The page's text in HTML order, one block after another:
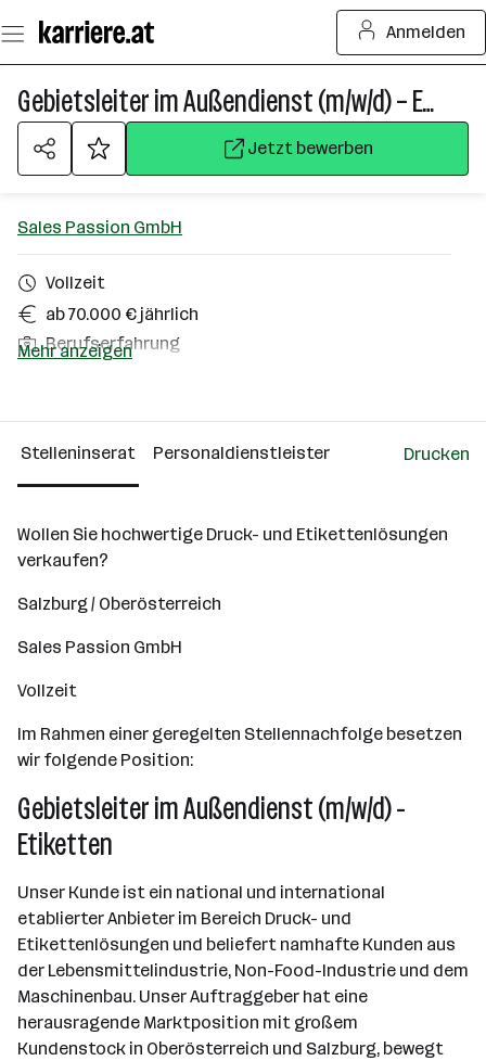
Seiteninhalt
springen
Anmelden
Gebietsleiter im Außendienst (m/w/d) – Etiketten
Jetzt bewerben
Sales Passion GmbH
Vollzeit
ab 70.000 € jährlich
Berufserfahrung
Über das Unternehmen
Mondsee
Mehr anzeigen
Stelleninserat Personaldienstleister Drucken
Wollen Sie hochwertige Druck- und Etikettenlösungen
verkaufen?
Salzburg / Oberösterreich
Sales Passion GmbH
Vollzeit
Im Rahmen einer geregelten Stellennachfolge besetzen
wir folgende Position:
Gebietsleiter im Außendienst (m/w/d) -
Etiketten
Unser Kunde ist ein national und international
etablierter Anbieter im Bereich Druck- und
Etikettenlösungen und beliefert namhafte Kunden aus
der Lebensmittelindustrie, Non-Food-Industrie und dem
Maschinenbau. Unser Auftraggeber hat eine
herausragende Marktposition mit großem
Kundenstock in Oberösterreich und Salzburg, bewegt